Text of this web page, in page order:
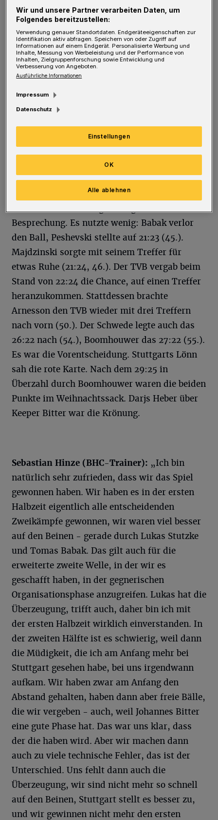
mit etwas Glück abgefälscht zum 14:9 (23.)
und 15:9 (25.). Beim Stand von 16:11 für sein
Team nahm Hinze drei Minuten vor der
Pausensirene die erste Auszeit. Arnesson warf
das 18:11 (30.), mit 18:12 ging es dann in die
Kabinen. Es war eine der besten, wenn nicht
die beste Halbzeit der bisherigen Saison. Lukas
Stutzke gelangen dabei sechs Treffer.
Der BHC kam konzentriert zurück. Schmidt
netzte bei seinem Ex-Club zum 21:14 ein (34.).
Rudeck lieferte erneut eine Topleistung ab.
Weil es nun aber offensiv etwas zäher lief,
kam Stuttgart auf 20:23 heran (43.). Hinze bat
Besprechung. Es nutzte wenig: Babak verlor
den Ball, Peshevski stellte auf 21:23 (45.).
Majdzinski sorgte mit seinem Treffer für
etwas Ruhe (21:24, 46.). Der TVB vergab beim
Stand von 22:24 die Chance, auf einen Treffer
heranzukommen. Stattdessen brachte
Arnesson den TVB wieder mit drei Treffern
nach vorn (50.). Der Schwede legte auch das
26:22 nach (54.), Boomhouwer das 27:22 (55.).
Es war die Vorentscheidung. Stuttgarts Lönn
sah die rote Karte. Nach dem 29:25 in
Überzahl durch Boomhouwer waren die beiden
Punkte im Weihnachtssack. Darjs Heber über
Keeper Bitter war die Krönung.
Sebastian Hinze (BHC-Trainer): „Ich bin
natürlich sehr zufrieden, dass wir das Spiel
gewonnen haben. Wir haben es in der ersten
Halbzeit eigentlich alle entscheidenden
Zweikämpfe gewonnen, wir waren viel besser
auf den Beinen - gerade durch Lukas Stutzke
und Tomas Babak. Das gilt auch für die
erweiterte zweite Welle, in der wir es
geschafft haben, in der gegnerischen
Organisationsphase anzugreifen. Lukas hat die
Überzeugung, trifft auch, daher bin ich mit
der ersten Halbzeit wirklich einverstanden. In
der zweiten Hälfte ist es schwierig, weil dann
die Müdigkeit, die ich am Anfang mehr bei
Stuttgart gesehen habe, bei uns irgendwann
aufkam. Wir haben zwar am Anfang den
Abstand gehalten, haben dann aber freie Bälle,
die wir vergeben - auch, weil Johannes Bitter
eine gute Phase hat. Das war uns klar, dass
der die haben wird. Aber wir machen dann
auch zu viele technische Fehler, das ist der
Unterschied. Uns fehlt dann auch die
Überzeugung, wir sind nicht mehr so schnell
auf den Beinen, Stuttgart stellt es besser zu,
und wir gewinnen nicht mehr den ersten
Wir und unsere Partner verarbeiten Daten, um
Folgendes bereitzustellen:
Verwendung genauer Standortdaten. Endgeräteeigenschaften zur
Identifikation aktiv abfragen. Speichern von oder Zugriff auf
Informationen auf einem Endgerät. Personalisierte Werbung und
Inhalte, Messung von Werbeleistung und der Performance von
Inhalten, Zielgruppenforschung sowie Entwicklung und
Verbesserung von Angeboten.
Ausführliche Informationen
Impressum
Datenschutz
Einstellungen
Alle ablehnen
OK